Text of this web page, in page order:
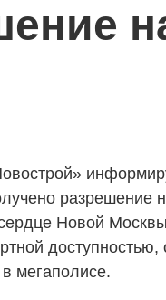
разрешение
Новой
мегаполисе.